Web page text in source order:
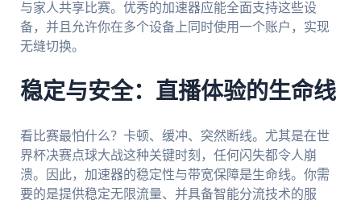
与家人共享比赛。优秀的加速器应能全面支持这些设
备，并且允许你在多个设备上同时使用一个账户，实现
无缝切换。
稳定与安全：直播体验的生命线
看比赛最怕什么？卡顿、缓冲、突然断线。尤其是在世
界杯决赛点球大战这种关键时刻，任何闪失都令人崩
溃。因此，加速器的稳定性与带宽保障是生命线。你需
要的是提供稳定无限流量、并具备智能分流技术的服